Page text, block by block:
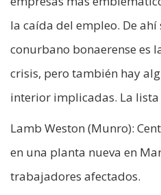
la caída del empleo. De
conurbano bonaerense es
crisis, pero también hay
interior implicadas. La
Lamb Weston (Munro):
en una planta nueva en
trabajadores afectados.